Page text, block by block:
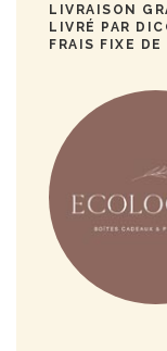
LIVRAISON
LIVRÉ PAR
FRAIS FIXE